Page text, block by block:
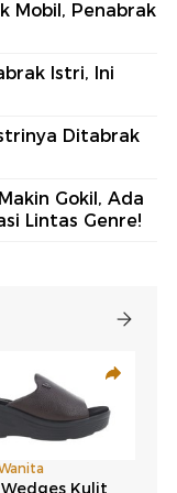
Mobil, Penabrak
Istri, Ini
Ditabrak
Gokil, Ada
Lintas Genre!